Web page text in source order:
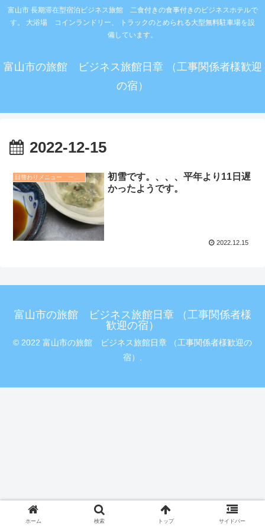
富山市 長期滞在型宿泊ビジネス旅館 二食付きの食事付きのビジネスホテルで
す。 大浴場 コインランドリー、 トラックのとめられる大型無料駐車場を設
備しています。
富山市の旅館 ビジネス旅館日章 （工事関係者様歓迎
の宿）
2022-12-15
初雪です。、、、平年より11日遅
かったようです。
2022.12.15
富山市の旅館 ビジネス旅館日章 （工事関係者様
歓迎の宿）
© 2022 富山市の旅館 ビジネス旅館日章 （工事関係者様歓迎の
宿）.
ホーム 検索 トップ サイドバー